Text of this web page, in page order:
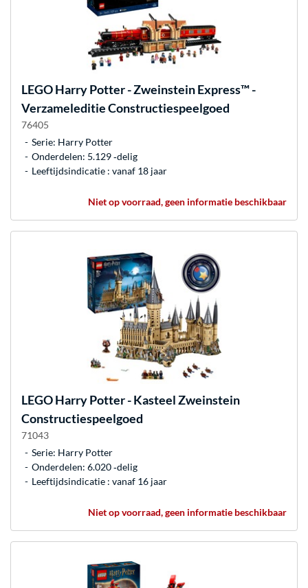
LEGOHarry Potter - Zweinstein Express™ -
Verzameleditie Constructiespeelgoed
76405
Serie: Harry Potter
Onderdelen: 5.129 ‐delig
Leeftijdsindicatie : vanaf 18 jaar
Niet op voorraad, geen informatie beschikbaar
LEGOHarry Potter - Kasteel Zweinstein
Constructiespeelgoed
71043
Serie: Harry Potter
Onderdelen: 6.020 ‐delig
Leeftijdsindicatie : vanaf 16 jaar
Niet op voorraad, geen informatie beschikbaar